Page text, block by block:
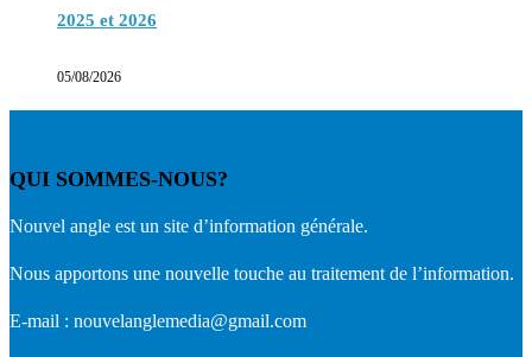
2025 et 2026
05/08/2026
QUI SOMMES-NOUS?
Nouvel angle est un site d’information générale.
Nous apportons une nouvelle touche au traitement de l’information.
E-mail : nouvelanglemedia@gmail.com